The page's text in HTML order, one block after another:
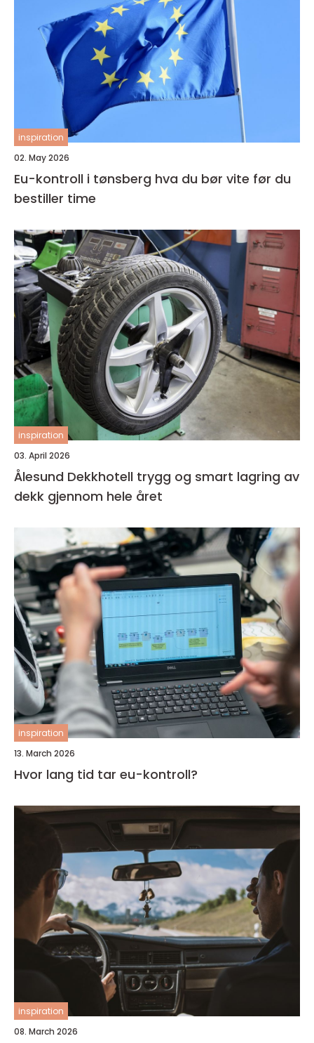
inspiration
02. May 2026
Eu-kontroll i tønsberg hva du bør vite før du
bestiller time
inspiration
03. April 2026
Ålesund Dekkhotell trygg og smart lagring av
dekk gjennom hele året
inspiration
13. March 2026
Hvor lang tid tar eu-kontroll?
inspiration
08. March 2026